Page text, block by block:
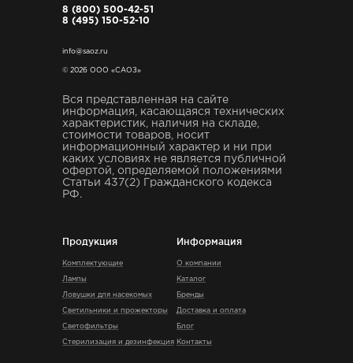
8 (800) 500-42-51
8 (495) 150-52-10
info@saoz.ru
© 2026 ООО «САОЗ»
Вся представленная на сайте
информация, касающаяся технических
характеристик, наличия на складе,
стоимости товаров, носит
информационный характер и ни при
каких условиях не является публичной
офертой, определяемой положениями
Статьи 437(2) Гражданского кодекса
РФ.
Продукция
Комплектующие
Лампы
Ловушки для насекомых
Светильники и прожекторы
Светофильтры
Стерилизация и дезинфекция
Информация
О компании
Каталог
Бренды
Доставка и оплата
Блог
Контакты